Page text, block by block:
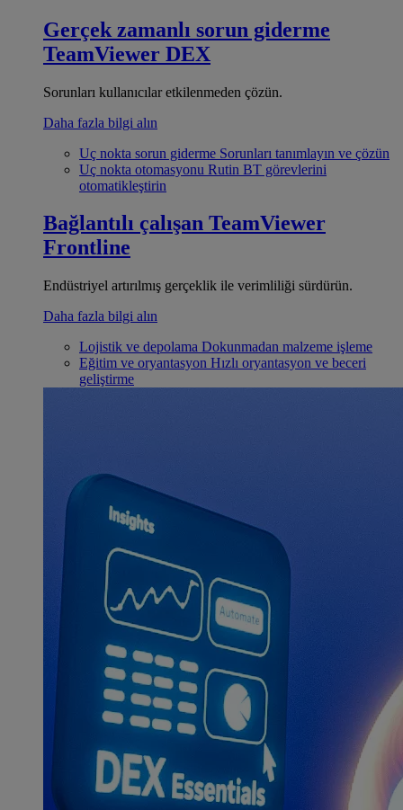
Gerçek zamanlı sorun giderme
TeamViewer DEX
Sorunları kullanıcılar etkilenmeden çözün.
Daha fazla bilgi alın
Uç nokta sorun giderme Sorunları tanımlayın ve çözün
Uç nokta otomasyonu Rutin BT görevlerini
otomatikleştirin
Bağlantılı çalışan TeamViewer
Frontline
Endüstriyel artırılmış gerçeklik ile verimliliği sürdürün.
Daha fazla bilgi alın
Lojistik ve depolama Dokunmadan malzeme işleme
Eğitim ve oryantasyon Hızlı oryantasyon ve beceri
geliştirme